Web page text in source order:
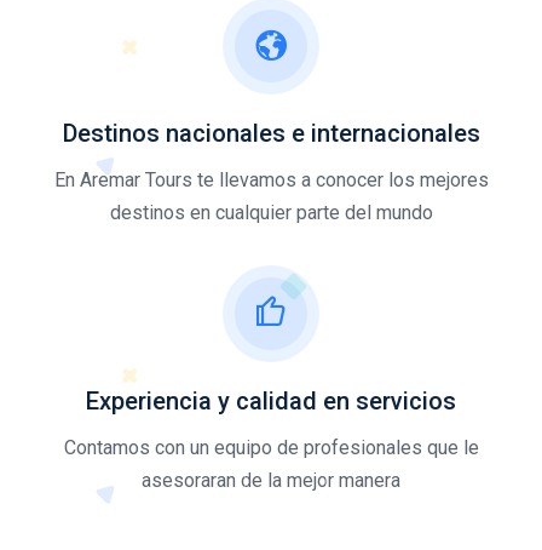
Destinos nacionales e internacionales
En Aremar Tours te llevamos a conocer los mejores
destinos en cualquier parte del mundo
Experiencia y calidad en servicios
Contamos con un equipo de profesionales que le
asesoraran de la mejor manera